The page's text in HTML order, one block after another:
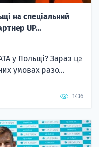
на спеціальний
UP...
у Польщі? Зараз це
умовах разо...
1436